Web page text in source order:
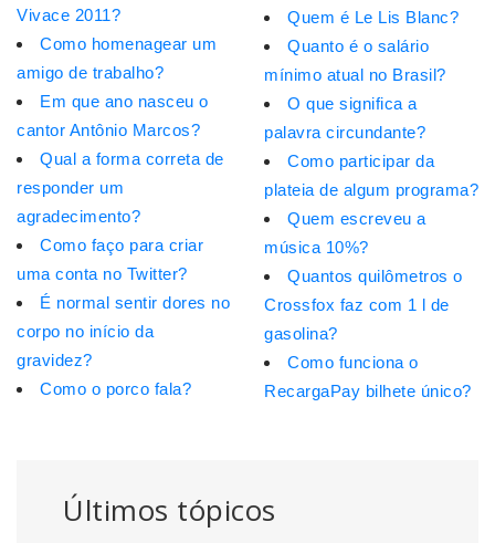
Últimos tópicos
Vivace 2011?
Como homenagear um
amigo de trabalho?
Em que ano nasceu o
cantor Antônio Marcos?
Qual a forma correta de
responder um
agradecimento?
Como faço para criar
uma conta no Twitter?
É normal sentir dores no
corpo no início da
gravidez?
Como o porco fala?
Quem é Le Lis Blanc?
Quanto é o salário
mínimo atual no Brasil?
O que significa a
palavra circundante?
Como participar da
plateia de algum programa?
Quem escreveu a
música 10%?
Quantos quilômetros o
Crossfox faz com 1 l de
gasolina?
Como funciona o
RecargaPay bilhete único?